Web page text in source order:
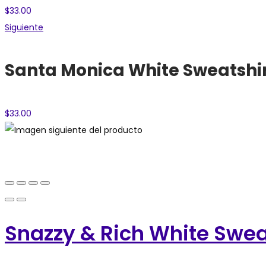
$33.00
Siguiente
Santa Monica White
$33.00
Snazzy & Rich White